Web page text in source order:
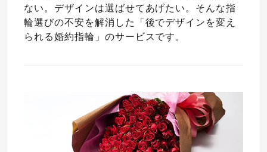
ない。デザインは選ばせてあげたい。そんな指
輪選びの不安を解消した「後でデザインを変え
られる婚約指輪」のサービスです。